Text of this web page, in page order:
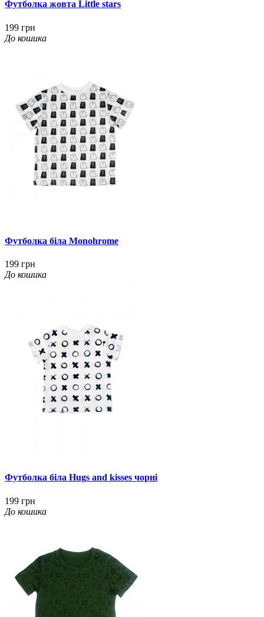
Футболка жовта Little stars
199 грн
До кошика
Футболка біла Monohrome
199 грн
До кошика
Футболка біла Hugs and kisses чорні
199 грн
До кошика